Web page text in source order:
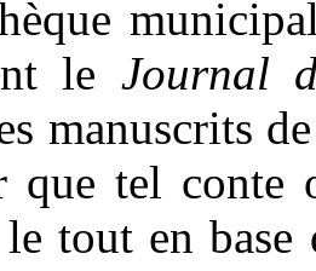
le Journal
manuscrits
que tel
tout en